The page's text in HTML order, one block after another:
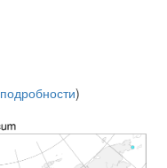
подробности)